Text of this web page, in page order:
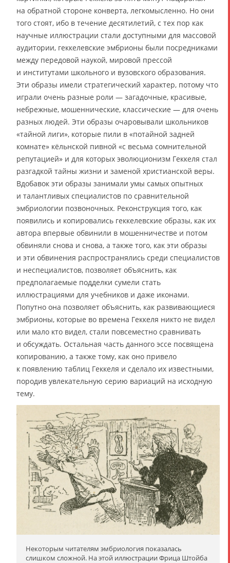
на обратной стороне конверта, легкомысленно. Но они
того стоят, ибо в течение десятилетий, с тех пор как
научные иллюстрации стали доступными для массовой
аудитории, геккелевские эмбрионы были посредниками
между передовой наукой, мировой прессой
и институтами школьного и вузовского образования.
Эти образы имели стратегический характер, потому что
играли очень разные роли — загадочные, красивые,
небрежные, мошеннические, классические — для очень
разных людей. Эти образы очаровывали школьников
«тайной лиги», которые пили в «потайной задней
комнате» кёльнской пивной «с весьма сомнительной
репутацией» и для которых эволюционизм Геккеля стал
разгадкой тайны жизни и заменой христианской веры.
Вдобавок эти образы занимали умы самых опытных
и талантливых специалистов по сравнительной
эмбриологии позвоночных. Реконструкция того, как
появились и копировались геккелевские образы, как их
автора впервые обвинили в мошенничестве и потом
обвиняли снова и снова, а также того, как эти образы
и эти обвинения распространялись среди специалистов
и неспециалистов, позволяет объяснить, как
предполагаемые подделки сумели стать
иллюстрациями для учебников и даже иконами.
Попутно она позволяет объяснить, как развивающиеся
эмбрионы, которые во времена Геккеля никто не видел
или мало кто видел, стали повсеместно сравнивать
и обсуждать. Остальная часть данного эссе посвящена
копированию, а также тому, как оно привело
к появлению таблиц Геккеля и сделало их известными,
породив увлекательную серию вариаций на исходную
тему.
Некоторым читателям эмбриология показалась
слишком сложной. На этой иллюстрации Фрица Штойба